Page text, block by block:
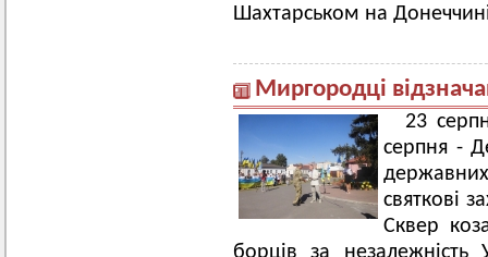
Шахтарськом на
Миргородці
23
серпня -
святкові
Сквер
борців за незалежність